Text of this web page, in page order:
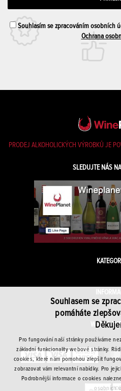
Souhlasím se zpracováním osobních
Ochrana
PRODEJ ALKOHOLICKÝCH VÝROBKŮ JE
SLEDUJTE NÁS
Souhlasem se
pomáháte
Pro fungování naší stránky používáme
základní funkcionality webové stránky.
cookies, které nám pomohou zlepšit
zobrazovat vám relevantní nabídky. Pro
Podrobnější informace o cookies
osobních